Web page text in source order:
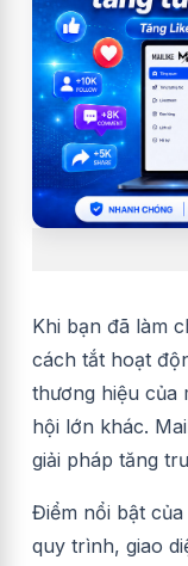
Khi bạn đã làm
cách tắt hoạt
thương hiệu của
hội lớn khác.
giải pháp tăng
Điểm nổi bật
quy trình, giao